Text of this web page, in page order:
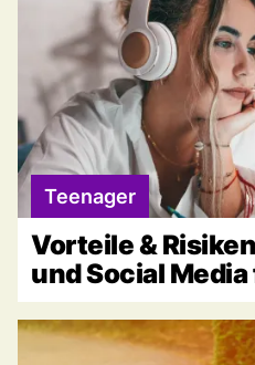
Teenager
Vorteile &
und Social